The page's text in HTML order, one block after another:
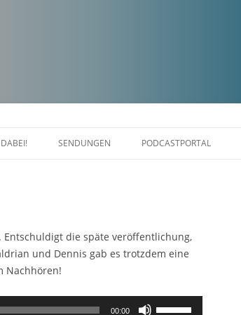
Inhalt
SENDUNGEN
MARAKARAS LOUNGE SHOW
PODCASTPORTAL
die späte veröffentlichung,
und Dennis gab es trotzdem eine
Nachhören!
00:00